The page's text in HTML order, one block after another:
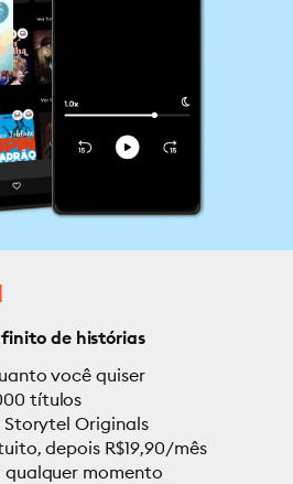
de histórias
você quiser
títulos
Storytel Originals
depois R$19,90/mês
momento